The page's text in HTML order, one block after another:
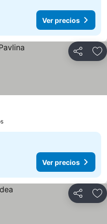
Ver precios
Compartir
Ver precios
Compartir